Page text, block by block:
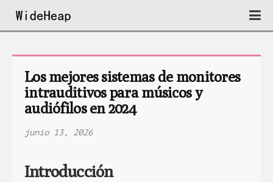
Los mejores sistemas de monitores
intrauditivos para músicos y
audiófilos en 2024
junio 13, 2026
Introducción